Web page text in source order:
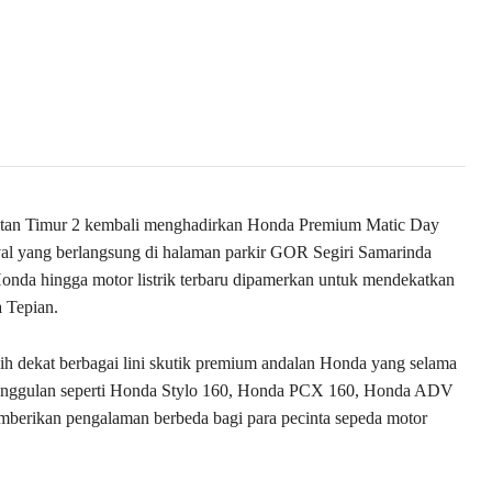
Timur 2 kembali menghadirkan Honda Premium Matic Day
yang berlangsung di halaman parkir GOR Segiri Samarinda
hingga motor listrik terbaru dipamerkan untuk mendekatkan
Tepian.
dekat berbagai lini skutik premium andalan Honda yang selama
seperti Honda Stylo 160, Honda PCX 160, Honda ADV
pengalaman berbeda bagi para pecinta sepeda motor